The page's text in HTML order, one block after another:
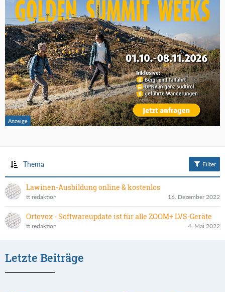
Thema Filter
Lawinen-Ausbildung online & kostenlos
tt redaktion 16. Dezember 2022
Ortovox - Softwareupdate ist für alle ZOOM+ LVS-Geräte
tt redaktion 4. Mai 2022
Letzte Beiträge